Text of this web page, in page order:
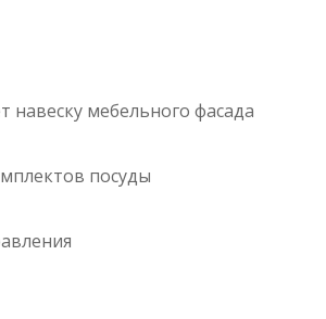
навеску мебельного фасада
посуды